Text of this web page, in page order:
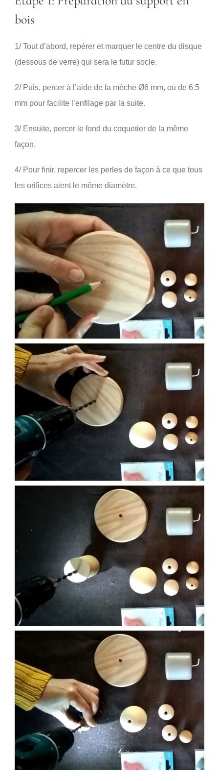
bois
1/ Tout d’abord, repérer et marquer le centre du disque
(dessous de verre) qui sera le futur socle.
2/ Puis, percer à l’aide de la mèche Ø6 mm, ou de 6.5
mm pour facilite l’enfilage par la suite.
3/ Ensuite, percer le fond du coquetier de la même
façon.
4/ Pour finir, repercer les perles de façon à ce que tous
les orifices aient le même diamètre.